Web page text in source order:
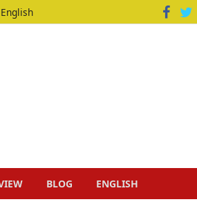
English
BLOG ENGLISH